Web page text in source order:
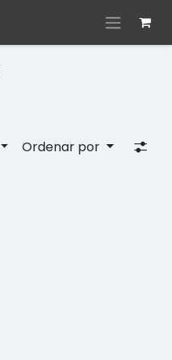
Ordenar por